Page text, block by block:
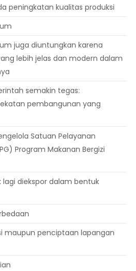
peningkatan kualitas produksi
juga diuntungkan karena
lebih jelas dan modern dalam
semakin tegas:
pembangunan yang
Satuan Pelayanan
Program Makanan Bergizi
diekspor dalam bentuk
maupun penciptaan lapangan